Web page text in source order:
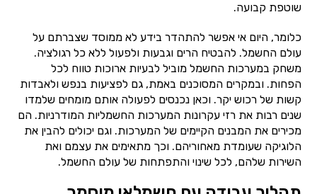
שוטפת קבועה.
כלומר, היום אי אפשר להתהדר בידע לא ממוסד שצברתם על
עולם החשמל. להבטיח הרים וגבעות ולפעול ללא כל רגולציה.
משחק במערכות החשמל מוביל לבעיות ארוכות טווח לכל
הפחות. ובמקרים המסוכנים באמת, גם לפציעות בנפש ולאבדות
קשות של רכוש יקר. וכאן נכנסים לפעולה אותם מומחים שלמדו
שנים רבות את רזי עקרונות המערכות החשמליות המודרניות. הם
מכירים את המבנים הקיימים של המערכות. וגם יכולים להבין את
הלוגיקה שעומדת מאחוריהם. וכך מתאימים את עצמם ואת
השירות שלהם, לכל שינוי והתפתחות של עולם החשמל.